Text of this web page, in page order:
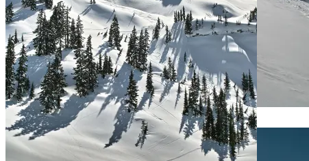
Eine wunderschöne, aber sehr heikle Stelle –
die obenliegende Wechte ist min. 10m tief
Die Riesenwechte aus der Nähe